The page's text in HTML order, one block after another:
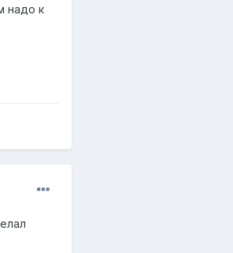
надо к